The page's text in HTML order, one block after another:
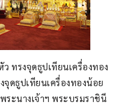
ทรงจุดธูปเทียนเครื่องทอง
ดธูปเทียนเครื่องทองน้อย
ระนางเจ้าฯ พระบรมราชินี